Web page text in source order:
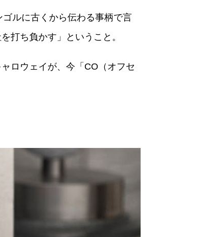
ルに古くから伝わる事柄で言
打ち負かす」ということ。
ロウェイが、今「CO（オフセ